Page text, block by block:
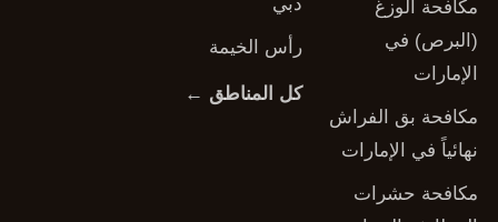
مكافحة الوزغ
(البرص) في
الإمارات
مكافحة بق الفراش
نهائياً في الإمارات
مكافحة حشرات
رأس الخيمة
كل المناطق ←